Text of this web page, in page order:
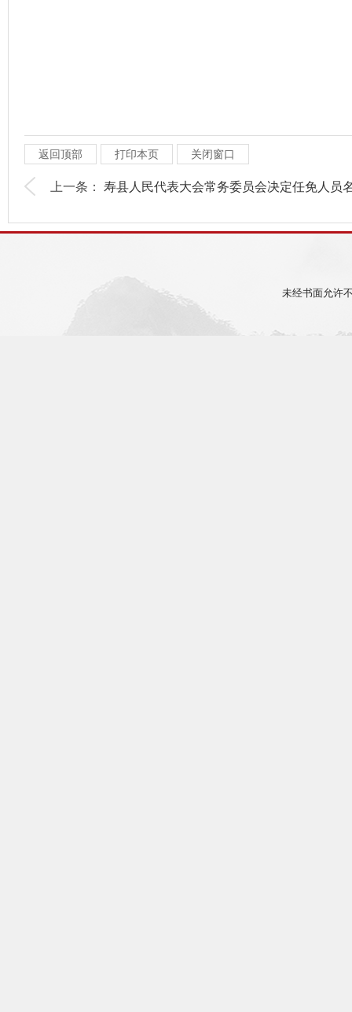
返回顶部 打印本页 关闭窗口
上一条： 寿县人民代表大会常务委员会决定任免人员
未经书面允许